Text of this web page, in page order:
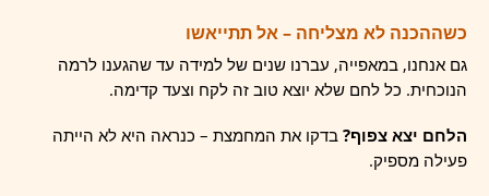
כשההכנה לא מצליחה – אל תתייאשו
גם אנחנו, במאפייה, עברנו שנים של למידה עד שהגענו לרמה
הנוכחית. כל לחם שלא יוצא טוב זה לקח וצעד קדימה.
הלחם יצא צפוף? בדקו את המחמצת – כנראה היא לא הייתה
פעילה מספיק.